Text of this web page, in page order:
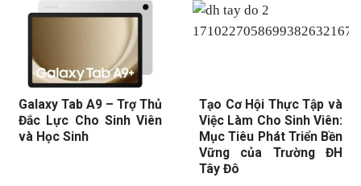
Galaxy Tab A9 – Trợ Thủ
Đắc Lực Cho Sinh Viên
và Học Sinh
Tạo Cơ Hội Thực Tập và
Việc Làm Cho Sinh Viên:
Mục Tiêu Phát Triển Bền
Vững của Trường ĐH
Tây Đô